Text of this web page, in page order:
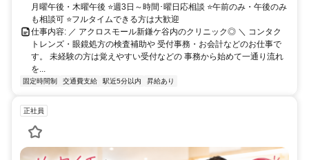
月曜午後・木曜午後 ⭐週3日～時間･曜日応相談 ⭐午前のみ・午後のみ
も相談可 ⭐フルタイムできる方は大歓迎
仕事内容: ／ アクロスモール新鎌ケ谷内のクリニック◎ ＼ コンタク
トレンズ・眼鏡処方の検査補助や 受付事務・お会計などのお仕事で
す。 未経験の方は覚えやすい受付などの 事務から始めて一通り流れ
を...
固定時間制 交通費支給 駅近5分以内 昇給あり
正社員